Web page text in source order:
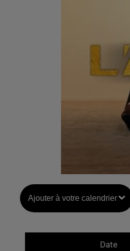
Ajouter à votre calendrier
Date